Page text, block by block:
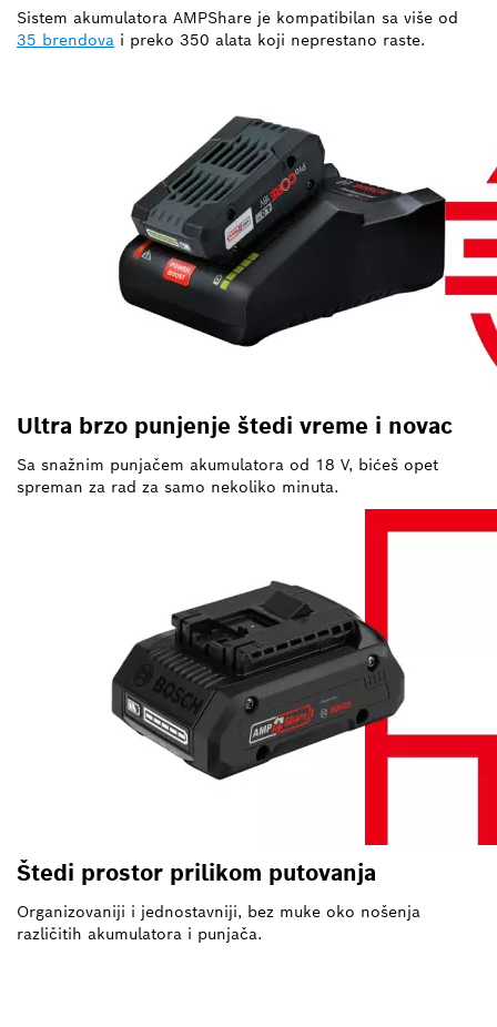
Sistem akumulatora AMPShare je kompatibilan sa više od
35 brendova i preko 350 alata koji neprestano raste.
Ultra brzo punjenje štedi vreme i novac
Sa snažnim punjačem akumulatora od 18 V, bićeš opet
spreman za rad za samo nekoliko minuta.
Štedi prostor prilikom putovanja
Organizovaniji i jednostavniji, bez muke oko nošenja
različitih akumulatora i punjača.